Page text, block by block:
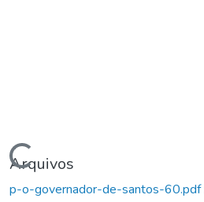
Carregando...
Arquivos
p-o-governador-de-santos-60.pdf